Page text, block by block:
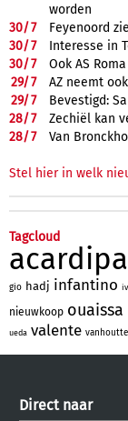
worden
30/7
Feyenoord
30/7
Interesse in
30/7
Ook AS
29/7
AZ neemt
29/7
Bevestigd:
28/7
Zechiël kan
28/7 Van
Stel hier in welk
Tagcloud
gio hadj infantino
nieuwkoop ouaissa
ueda valente vanhoutte
Direct naar